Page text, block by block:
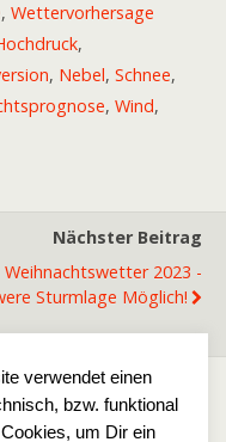
, Wettervorhersage
,
, Nebel, Schnee,
, Wind,
Nächster Beitrag
Weihnachtswetter 2023 -
Sturmlage Möglich!
verwendet einen
bzw. funktional
um Dir ein